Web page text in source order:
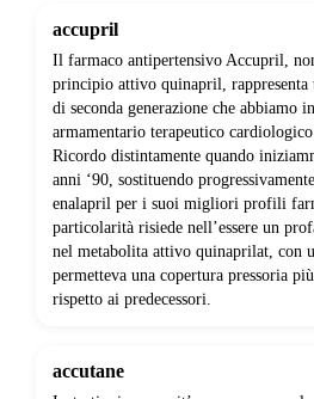
accupril
Il farmaco antipertensivo Accupril,
principio attivo quinapril,
di seconda generazione che abbiamo
armamentario terapeutico cardiologico
Ricordo distintamente quando
anni ‘90, sostituendo
enalapril per i suoi migliori profili
particolarità risiede nell’essere un
nel metabolita attivo quinaprilat, con
permetteva una copertura pressoria
rispetto ai predecessori.
accutane